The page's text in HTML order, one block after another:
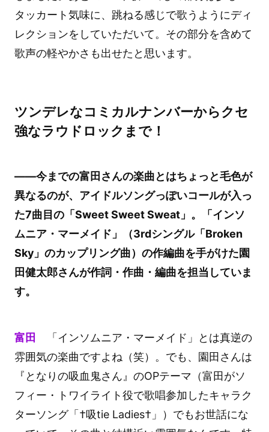
タッカート気味に、跳ねる感じで歌うようにディ
レクションをしていただいて。その部分を含めて
歌声の軽やかさも出せたと思います。
ツンデレなコミカルナンバーからクセ
強なラウドロックまで！
――今までの富田さんの楽曲とはちょっと毛色が
異なるのが、アイドルソングっぽいコールが入っ
た7曲目の「Sweet Sweet Sweat」。「インソ
ムニア・マーメイド」（3rdシングル「Broken
Sky」のカップリング曲）の作編曲を手がけた園
田健太郎さんが作詞・作曲・編曲を担当していま
す。
富田
「インソムニア・マーメイド」とは真逆の
雰囲気の楽曲ですよね（笑）。でも、園田さんは
『となりの吸血鬼さん』のOPテーマ（富田がソ
フィー・トワイライト役で歌唱参加したキャラク
ターソング「†吸tie Ladies†」）でもお世話にな